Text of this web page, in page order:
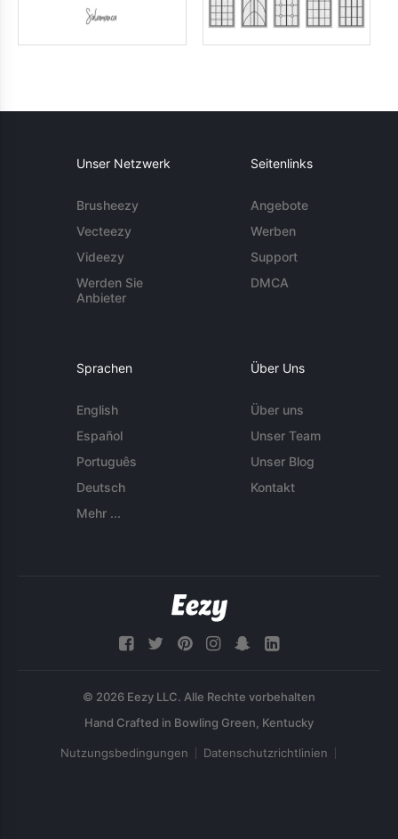
Unser Netzwerk
Brusheezy
Vecteezy
Videezy
Werden Sie
Anbieter
Seitenlinks
Angebote
Werben
Support
DMCA
Sprachen
English
Español
Português
Deutsch
Mehr ...
Über Uns
Über uns
Unser Team
Unser Blog
Kontakt
© 2026 Eezy LLC. Alle Rechte vorbehalten
Nutzungsbedingungen Datenschutzrichtlinien